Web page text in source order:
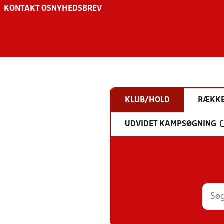
KONTAKT OS NYHEDSBREV
KLUB/HOLD
UDVIDET KAMPSØGNING